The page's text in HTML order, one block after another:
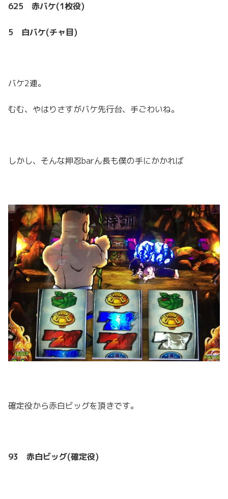
625 赤バケ(1枚役)
5 白バケ(チャ目)
バケ2連。
むむ、やはりさすがバケ先行台、手ごわいね。
しかし、そんな押忍barん長も僕の手にかかれば
確定役から赤白ビッグを頂きです。
93 赤白ビッグ(確定役)